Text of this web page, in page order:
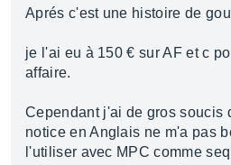
Aprés c'est une histoire de
je l'ai eu à 150 € sur AF et c
affaire.
Cependant j'ai de gros soucis
notice en Anglais ne m'a pas
l'utiliser avec MPC comme